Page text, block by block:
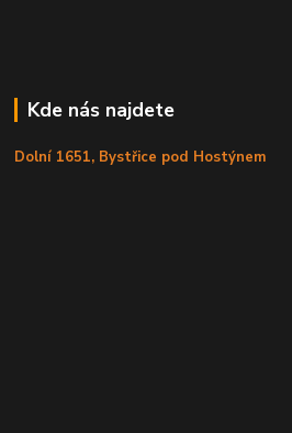
Kde nás najdete
Dolní 1651, Bystřice pod Hostýnem